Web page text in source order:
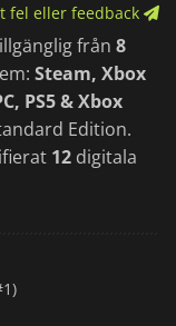
fel eller feedback
från 8
Steam, Xbox
PS5 & Xbox
Edition.
12 digitala